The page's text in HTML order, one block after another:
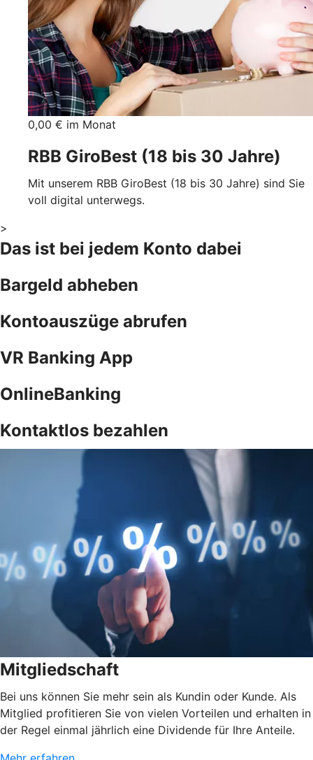
0,00 € im Monat
RBB GiroBest (18 bis 30 Jahre)
Mit unserem RBB GiroBest (18 bis 30 Jahre) sind Sie
voll digital unterwegs.
>
Das ist bei jedem Konto dabei
Bargeld abheben
Kontoauszüge abrufen
VR Banking App
OnlineBanking
Kontaktlos bezahlen
Mitgliedschaft
Bei uns können Sie mehr sein als Kundin oder Kunde. Als
Mitglied profitieren Sie von vielen Vorteilen und erhalten in
der Regel einmal jährlich eine Dividende für Ihre Anteile.